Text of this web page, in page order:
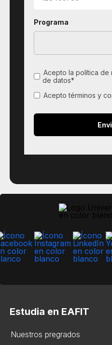
Programa
Acepto la política de
de datos*
Acepto términos y
Estudia en EAFIT
Nuestros pregrados